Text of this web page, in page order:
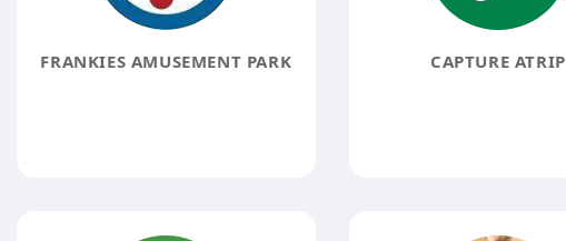
FRANKIES AMUSEMENT PARK CAPTURE ATRIP